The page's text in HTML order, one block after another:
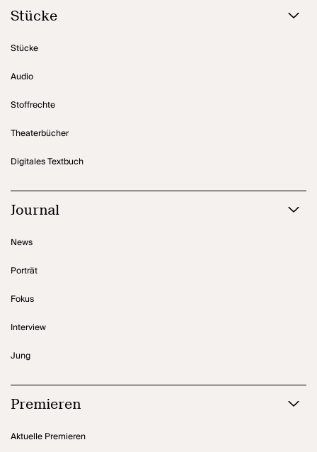
Stücke
Stücke
Audio
Stoffrechte
Theaterbücher
Digitales Textbuch
Journal
News
Porträt
Fokus
Interview
Jung
Premieren
Aktuelle Premieren